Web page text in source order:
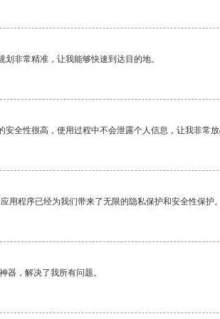
划非常精准，让我能够快速到达目的地。
安全性很高，使用过程中不会泄露个人信息，让我非常
用程序已经为我们带来了无限的隐私保护和安全性保护
器，解决了我所有问题。